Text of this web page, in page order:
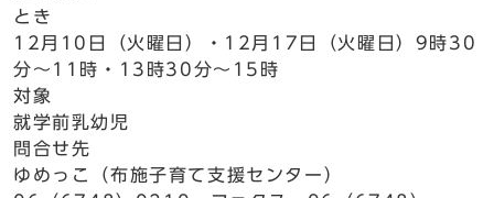
とき
12月10日（火曜日）・12月17日（火曜日）9時30
分～11時・13時30分～15時
対象
就学前乳幼児
問合せ先
ゆめっこ（布施子育て支援センター）